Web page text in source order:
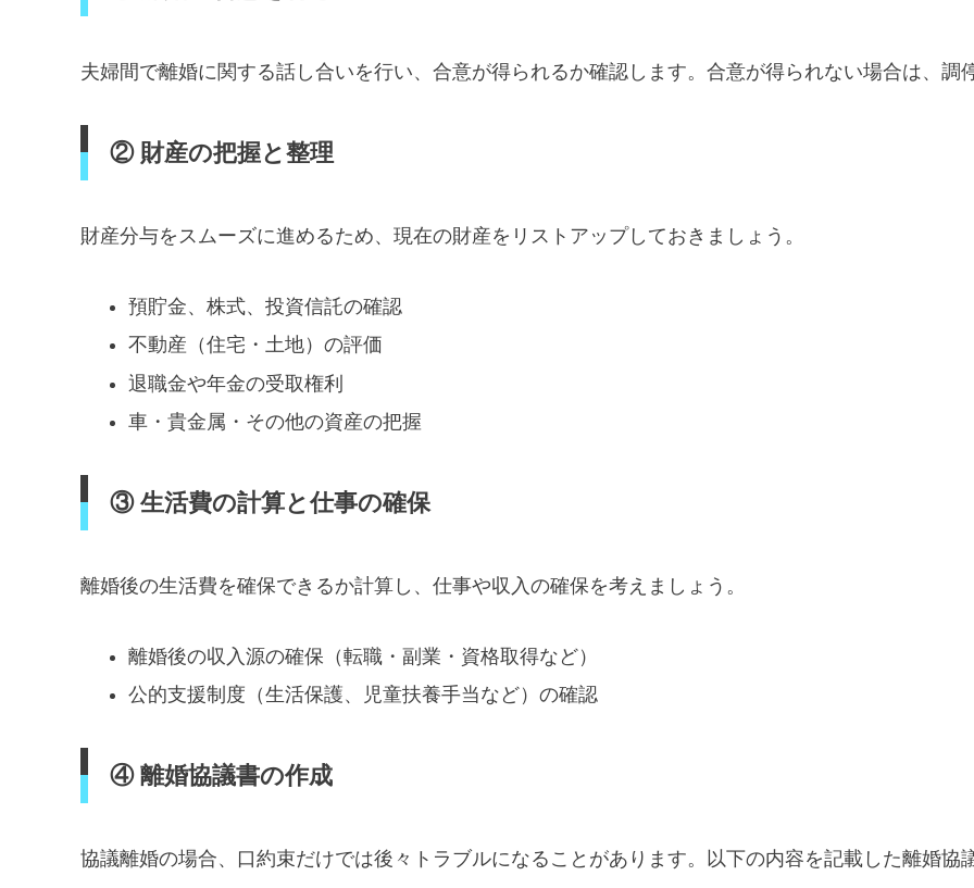
夫婦間で離婚に関する話し合いを行い、合意が得られるか確認します。合意が得られない場合は、調
② 財産の把握と整理
財産分与をスムーズに進めるため、現在の財産をリストアップしておきましょう。
預貯金、株式、投資信託の確認
不動産（住宅・土地）の評価
退職金や年金の受取権利
車・貴金属・その他の資産の把握
③ 生活費の計算と仕事の確保
離婚後の生活費を確保できるか計算し、仕事や収入の確保を考えましょう。
離婚後の収入源の確保（転職・副業・資格取得など）
公的支援制度（生活保護、児童扶養手当など）の確認
④ 離婚協議書の作成
協議離婚の場合、口約束だけでは後々トラブルになることがあります。以下の内容を記載した離婚協